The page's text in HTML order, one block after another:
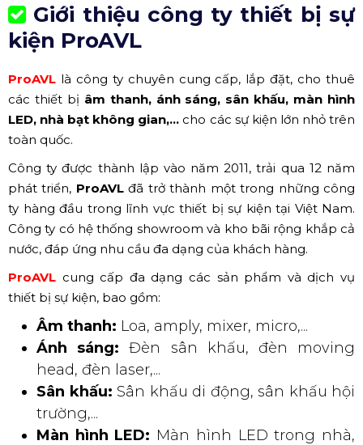
Giới thiệu công ty thiết bị sự
kiện ProAVL
ProAVL là công ty chuyên cung cấp, lắp đặt, cho thuê
các thiết bị âm thanh, ánh sáng, sân khấu, màn hình
LED, nhà bạt không gian,... cho các sự kiện lớn nhỏ trên
toàn quốc.
Công ty được thành lập vào năm 2011, trải qua 12 năm
phát triển, ProAVLđã trở thành một trong những công
ty hàng đầu trong lĩnh vực thiết bị sự kiện tại Việt Nam.
Công ty có hệ thống showroom và kho bãi rộng khắp cả
nước, đáp ứng nhu cầu đa dạng của khách hàng.
ProAVL cung cấp đa dạng các sản phẩm và dịch vụ
thiết bị sự kiện, bao gồm:
Âm thanh: Loa, amply, mixer, micro,...
Ánh sáng: Đèn sân khấu, đèn moving
head, đèn laser,...
Sân khấu: Sân khấu di động, sân khấu hội
trường,...
Màn hình LED: Màn hình LED trong nhà,